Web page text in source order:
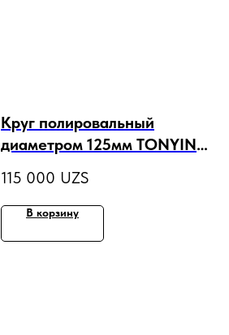
Круг полировальный
диаметром 125мм TONYIN
115 000 UZS
В корзину